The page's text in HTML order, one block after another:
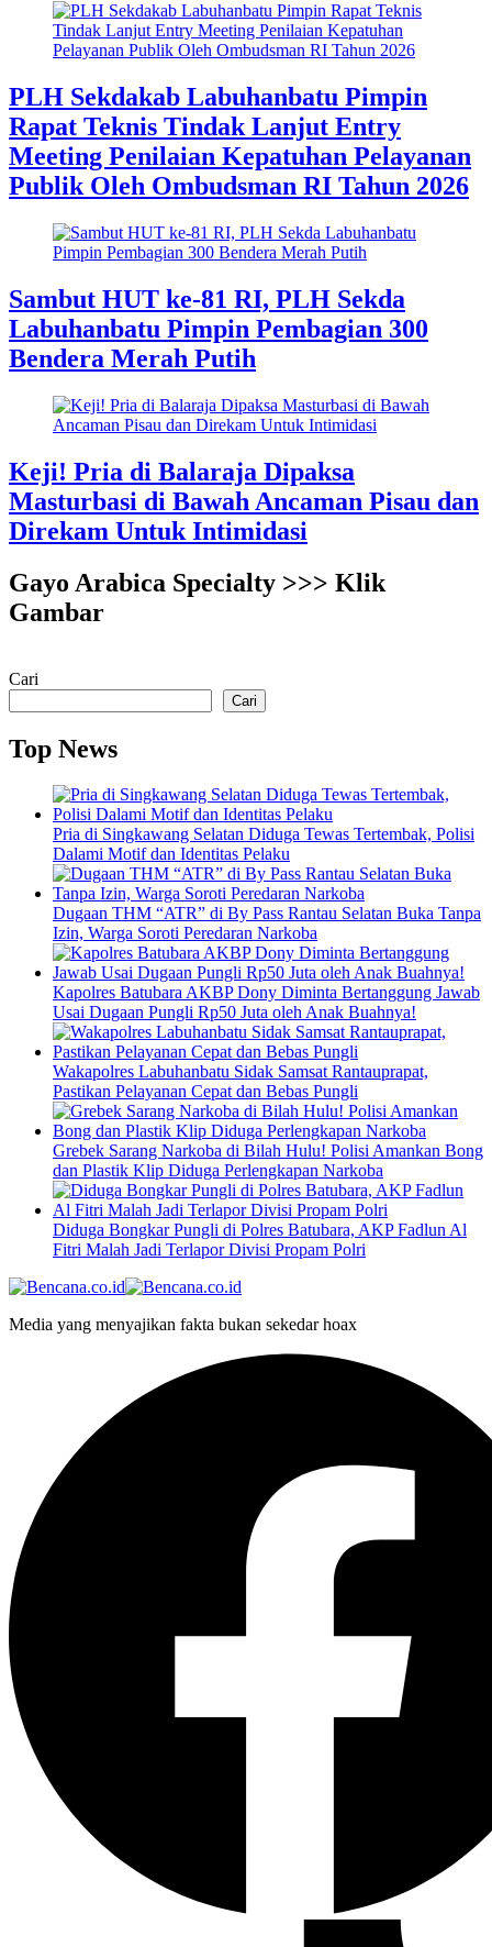
PLH Sekdakab Labuhanbatu Pimpin
Rapat Teknis Tindak Lanjut Entry
Meeting Penilaian Kepatuhan Pelayanan
Publik Oleh Ombudsman RI Tahun 2026
Sambut HUT ke-81 RI, PLH Sekda
Labuhanbatu Pimpin Pembagian 300
Bendera Merah Putih
Keji! Pria di Balaraja Dipaksa
Masturbasi di Bawah Ancaman Pisau dan
Direkam Untuk Intimidasi
Gayo Arabica Specialty >>> Klik
Gambar
Cari
Cari
Top News
Pria di Singkawang Selatan Diduga Tewas Tertembak, Polisi
Dalami Motif dan Identitas Pelaku
Dugaan THM “ATR” di By Pass Rantau Selatan Buka Tanpa
Izin, Warga Soroti Peredaran Narkoba
Kapolres Batubara AKBP Dony Diminta Bertanggung Jawab
Usai Dugaan Pungli Rp50 Juta oleh Anak Buahnya!
Wakapolres Labuhanbatu Sidak Samsat Rantauprapat,
Pastikan Pelayanan Cepat dan Bebas Pungli
Grebek Sarang Narkoba di Bilah Hulu! Polisi Amankan Bong
dan Plastik Klip Diduga Perlengkapan Narkoba
Diduga Bongkar Pungli di Polres Batubara, AKP Fadlun Al
Fitri Malah Jadi Terlapor Divisi Propam Polri
Media yang menyajikan fakta bukan sekedar hoax